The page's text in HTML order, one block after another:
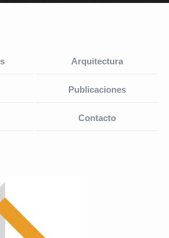
Arquitectura
Publicaciones
Contacto